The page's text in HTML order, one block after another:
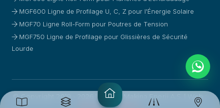
MGF600 Ligne de Profilage U, C, Z pour l'Énergie Solaire
MGF70 Ligne Roll-Form pour Poutres de Tension
MGF750 Ligne de Profilage pour Glissières de Sécurité
Lourde
© Copyright 2019 - 2026 | Magafi Makina Enerji A.Ş. | Web :
2HCreativeAgency